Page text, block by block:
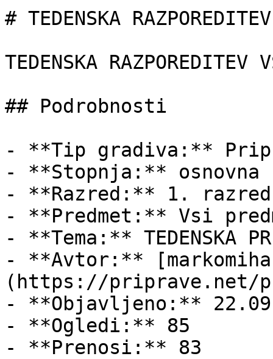
# TEDENSKA
TEDENSKA
## Podrobnosti
- **Tip gradiva:**
- **Stopnja:** osnovna
- **Razred:** 1. razred
- **Predmet:** Vsi
- **Tema:** TEDENSKA
- **Avtor:**
(https://priprave.net/
- **Objavljeno:**
- **Ogledi:** 85
- **Prenosi:** 83